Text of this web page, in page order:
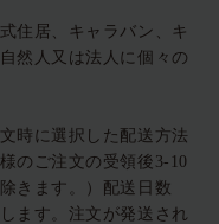
住居、キャラバン、キ
然人又は法人に個々の
時に選択した配送方法
のご注文の受領後3-10
きます。）配送日数
ます。注文が発送され